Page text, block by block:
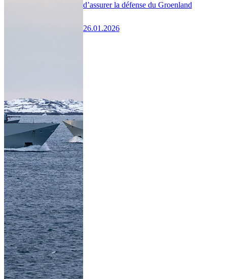
d’assurer la défense du Groenland
26.01.2026